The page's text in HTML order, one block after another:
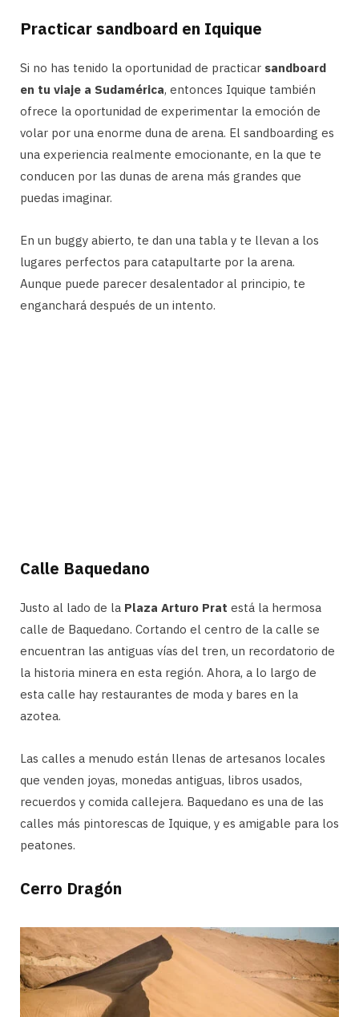
Practicar sandboard en Iquique
Si no has tenido la oportunidad de practicar sandboard
en tu viaje a Sudamérica, entonces Iquique también
ofrece la oportunidad de experimentar la emoción de
volar por una enorme duna de arena. El sandboarding es
una experiencia realmente emocionante, en la que te
conducen por las dunas de arena más grandes que
puedas imaginar.
En un buggy abierto, te dan una tabla y te llevan a los
lugares perfectos para catapultarte por la arena.
Aunque puede parecer desalentador al principio, te
enganchará después de un intento.
Calle Baquedano
Justo al lado de la Plaza Arturo Prat está la hermosa
calle de Baquedano. Cortando el centro de la calle se
encuentran las antiguas vías del tren, un recordatorio de
la historia minera en esta región. Ahora, a lo largo de
esta calle hay restaurantes de moda y bares en la
azotea.
Las calles a menudo están llenas de artesanos locales
que venden joyas, monedas antiguas, libros usados,
recuerdos y comida callejera. Baquedano es una de las
calles más pintorescas de Iquique, y es amigable para los
peatones.
Cerro Dragón